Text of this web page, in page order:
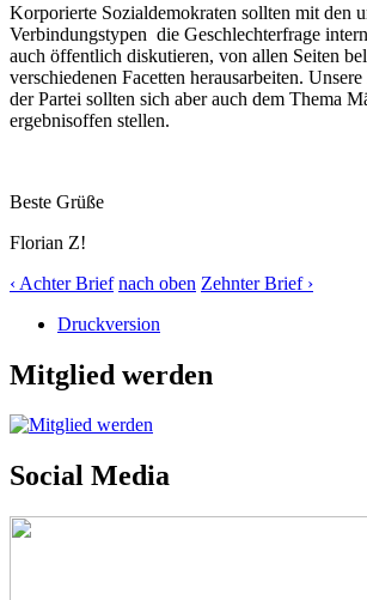
Korporierte Sozialdemokraten sollten mit den
Verbindungstypen die Geschlechterfrage
auch öffentlich diskutieren, von allen Seiten
verschiedenen Facetten herausarbeiten.
der Partei sollten sich aber auch dem Thema
ergebnisoffen stellen.
Beste Grüße
Florian Z!
‹ Achter Brief nach oben Zehnter Brief ›
Druckversion
Mitglied werden
Social Media